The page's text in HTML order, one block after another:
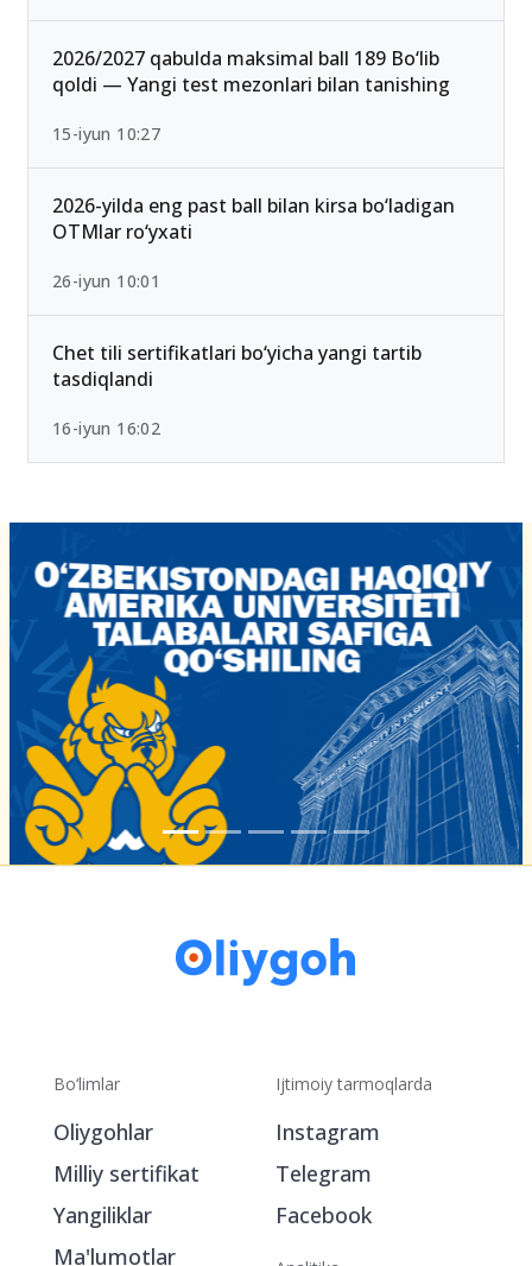
2026/2027 qabulda maksimal ball 189 Bo‘lib
qoldi — Yangi test mezonlari bilan tanishing
15-iyun 10:27
2026-yilda eng past ball bilan kirsa bo‘ladigan
OTMlar ro‘yxati
26-iyun 10:01
Chet tili sertifikatlari bo‘yicha yangi tartib
tasdiqlandi
16-iyun 16:02
Bo‘limlar
Oliygohlar
Milliy sertifikat
Yangiliklar
Ma'lumotlar
Ijtimoiy tarmoqlarda
Instagram
Telegram
Facebook